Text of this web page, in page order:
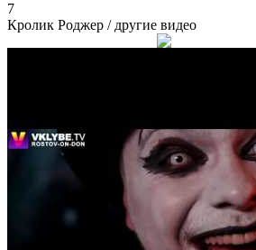
7
Кролик Роджер / другие видео